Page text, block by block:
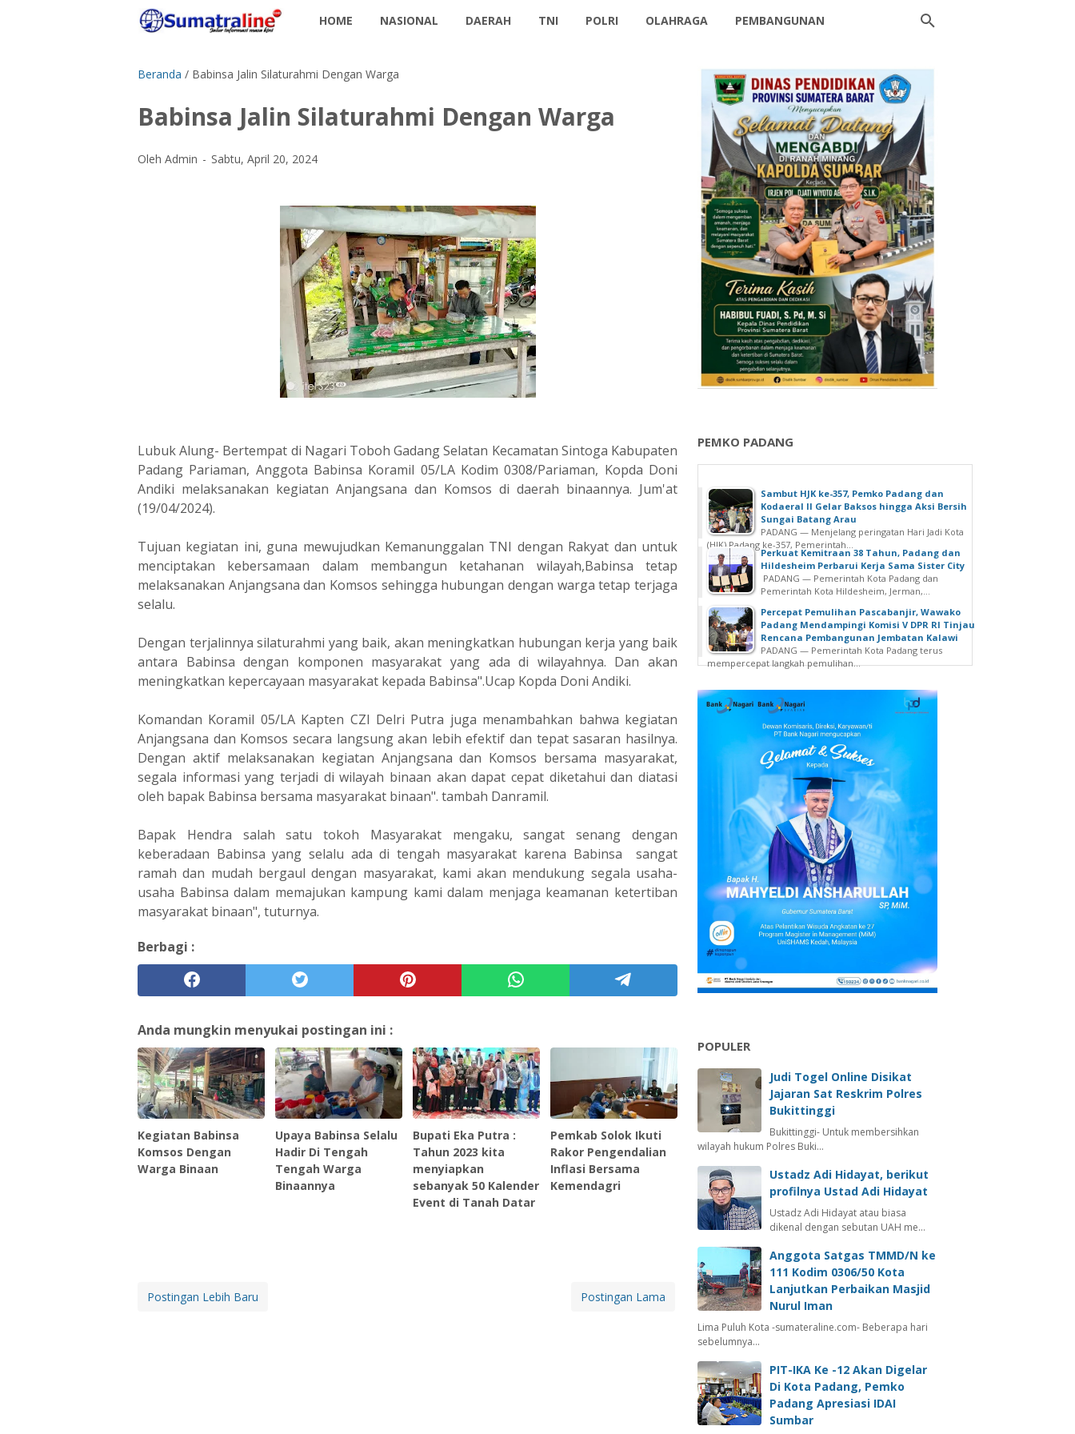
HOME NASIONAL DAERAH TNI POLRI OLAHRAGA PEMBANGUNAN
Beranda / Babinsa Jalin Silaturahmi Dengan Warga
Babinsa Jalin Silaturahmi Dengan Warga
Oleh Admin Sabtu, April 20, 2024
Lubuk Alung- Bertempat di Nagari Toboh Gadang Selatan Kecamatan Sintoga Kabupaten
Padang Pariaman, Anggota Babinsa Koramil 05/LA Kodim 0308/Pariaman, Kopda Doni
Andiki melaksanakan kegiatan Anjangsana dan Komsos di daerah binaannya. Jum'at
(19/04/2024).
Tujuan kegiatan ini, guna mewujudkan Kemanunggalan TNI dengan Rakyat dan untuk
menciptakan kebersamaan dalam membangun ketahanan wilayah,Babinsa tetap
melaksanakan Anjangsana dan Komsos sehingga hubungan dengan warga tetap terjaga
selalu.
Dengan terjalinnya silaturahmi yang baik, akan meningkatkan hubungan kerja yang baik
antara Babinsa dengan komponen masyarakat yang ada di wilayahnya. Dan akan
meningkatkan kepercayaan masyarakat kepada Babinsa".Ucap Kopda Doni Andiki.
Komandan Koramil 05/LA Kapten CZI Delri Putra juga menambahkan bahwa kegiatan
Anjangsana dan Komsos secara langsung akan lebih efektif dan tepat sasaran hasilnya.
Dengan aktif melaksanakan kegiatan Anjangsana dan Komsos bersama masyarakat,
segala informasi yang terjadi di wilayah binaan akan dapat cepat diketahui dan diatasi
oleh bapak Babinsa bersama masyarakat binaan". tambah Danramil.
Bapak Hendra salah satu tokoh Masyarakat mengaku, sangat senang dengan
keberadaan Babinsa yang selalu ada di tengah masyarakat karena Babinsa sangat
ramah dan mudah bergaul dengan masyarakat, kami akan mendukung segala usaha-
usaha Babinsa dalam memajukan kampung kami dalam menjaga keamanan ketertiban
masyarakat binaan", tuturnya.
Berbagi :
Anda mungkin menyukai postingan ini :
Kegiatan Babinsa
Komsos Dengan
Warga Binaan
Upaya Babinsa Selalu
Hadir Di Tengah
Tengah Warga
Binaannya
Bupati Eka Putra :
Tahun 2023 kita
menyiapkan
sebanyak 50 Kalender
Event di Tanah Datar
Pemkab Solok Ikuti
Rakor Pengendalian
Inflasi Bersama
Kemendagri
Postingan Lebih Baru Postingan Lama
PEMKO PADANG
Sambut HJK ke-357, Pemko Padang dan
Kodaeral II Gelar Baksos hingga Aksi Bersih
Sungai Batang Arau
PADANG — Menjelang peringatan Hari Jadi Kota
(HJK) Padang ke-357, Pemerintah...
Perkuat Kemitraan 38 Tahun, Padang dan
Hildesheim Perbarui Kerja Sama Sister City
PADANG — Pemerintah Kota Padang dan
Pemerintah Kota Hildesheim, Jerman,...
Percepat Pemulihan Pascabanjir, Wawako
Padang Mendampingi Komisi V DPR RI Tinjau
Rencana Pembangunan Jembatan Kalawi
PADANG — Pemerintah Kota Padang terus
mempercepat langkah pemulihan...
POPULER
Judi Togel Online Disikat
Jajaran Sat Reskrim Polres
Bukittinggi
Bukittinggi- Untuk membersihkan
wilayah hukum Polres Buki…
Ustadz Adi Hidayat, berikut
profilnya Ustad Adi Hidayat
Ustadz Adi Hidayat atau biasa
dikenal dengan sebutan UAH me…
Anggota Satgas TMMD/N ke
111 Kodim 0306/50 Kota
Lanjutkan Perbaikan Masjid
Nurul Iman
Lima Puluh Kota -sumateraline.com- Beberapa hari
sebelumnya…
PIT-IKA Ke -12 Akan Digelar
Di Kota Padang, Pemko
Padang Apresiasi IDAI
Sumbar